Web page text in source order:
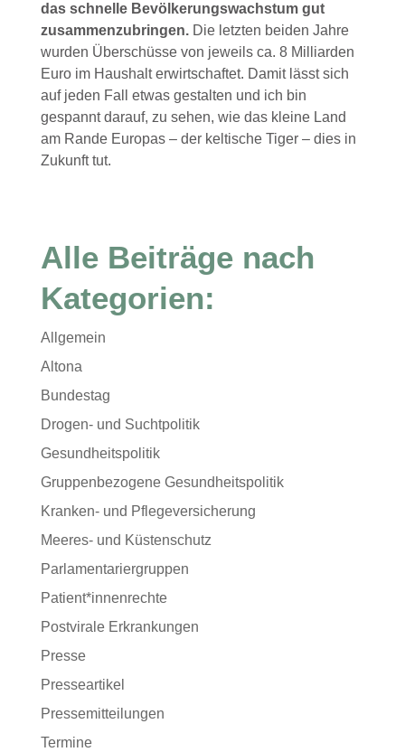
das schnelle Bevölkerungswachstum gut
zusammenzubringen.Die letzten beiden Jahre
wurden Überschüsse von jeweils ca. 8 Milliarden
Euro im Haushalt erwirtschaftet. Damit lässt sich
auf jeden Fall etwas gestalten und ich bin
gespannt darauf, zu sehen, wie das kleine Land
am Rande Europas – der keltische Tiger – dies in
Zukunft tut.
Alle Beiträge nach
Kategorien:
Allgemein
Altona
Bundestag
Drogen- und Suchtpolitik
Gesundheitspolitik
Gruppenbezogene Gesundheitspolitik
Kranken- und Pflegeversicherung
Meeres- und Küstenschutz
Parlamentariergruppen
Patient*innenrechte
Postvirale Erkrankungen
Presse
Presseartikel
Pressemitteilungen
Termine